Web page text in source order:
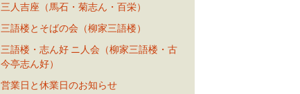
三人吉座（馬石・菊志ん・百栄）
三語楼とそばの会（柳家三語楼）
三語楼・志ん好 ニ人会（柳家三語楼・古
今亭志ん好）
営業日と休業日のお知らせ